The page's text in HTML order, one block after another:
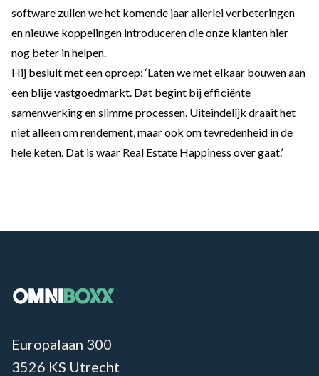
software zullen we het komende jaar allerlei verbeteringen
en nieuwe koppelingen introduceren die onze klanten hier
nog beter in helpen.
Hij besluit met een oproep: ‘Laten we met elkaar bouwen aan
een blije vastgoedmarkt. Dat begint bij efficiënte
samenwerking en slimme processen. Uiteindelijk draait het
niet alleen om rendement, maar ook om tevredenheid in de
hele keten. Dat is waar Real Estate Happiness over gaat.’
Europalaan 300
3526 KS Utrecht